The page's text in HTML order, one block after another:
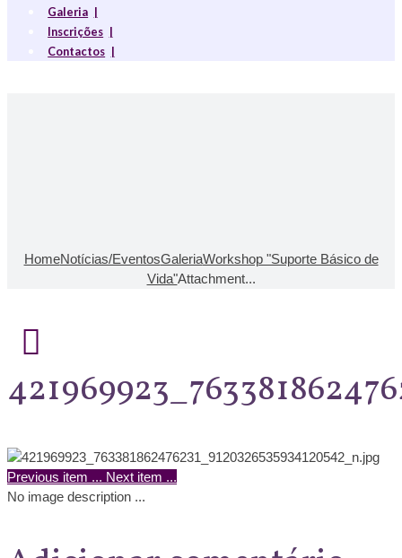
Galeria
Inscrições
Contactos
HomeNotícias/EventosGaleriaWorkshop "Suporte Básico de
Vida"Attachment...
Previous item ... Next item ...
No image description ...